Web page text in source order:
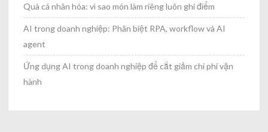
Quà cá nhân hóa: vì sao món làm riêng luôn ghi điểm
AI trong doanh nghiệp: Phân biệt RPA, workflow và AI
agent
Ứng dụng AI trong doanh nghiệp để cắt giảm chi phí vận
hành